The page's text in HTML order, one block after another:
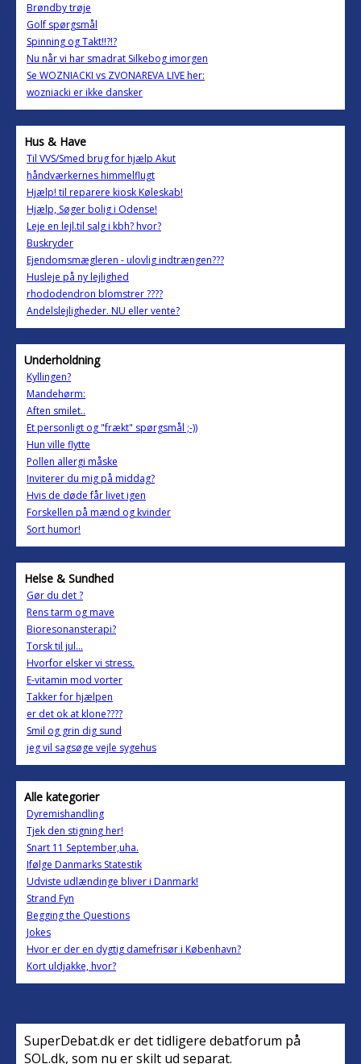
Brøndby trøje
Golf spørgsmål
Spinning og Takt!!?!?
Nu når vi har smadrat Silkebog imorgen
Se WOZNIACKI vs ZVONAREVA LIVE her:
wozniacki er ikke dansker
Hus & Have
Til VVS/Smed brug for hjælp Akut
håndværkernes himmelflugt
Hjælp! til reparere kiosk Køleskab!
Hjælp, Søger bolig i Odense!
Leje en lejl.til salg i kbh? hvor?
Buskryder
Ejendomsmægleren - ulovlig indtrængen???
Husleje på ny lejlighed
rhododendron blomstrer ????
Andelslejligheder. NU eller vente?
Underholdning
Kyllingen?
Mandehørm:
Aften smilet..
Et personligt og "frækt" spørgsmål ;-))
Hun ville flytte
Pollen allergi måske
Inviterer du mig på middag?
Hvis de døde får livet igen
Forskellen på mænd og kvinder
Sort humor!
Helse & Sundhed
Gør du det ?
Rens tarm og mave
Bioresonansterapi?
Torsk til jul...
Hvorfor elsker vi stress.
E-vitamin mod vorter
Takker for hjælpen
er det ok at klone????
Smil og grin dig sund
jeg vil sagsøge vejle sygehus
Alle kategorier
Dyremishandling
Tjek den stigning her!
Snart 11 September,uha.
Ifølge Danmarks Statestik
Udviste udlændinge bliver i Danmark!
Strand Fyn
Begging the Questions
Jokes
Hvor er der en dygtig damefrisør i København?
Kort uldjakke, hvor?
SuperDebat.dk er det tidligere debatforum på
SOL.dk, som nu er skilt ud separat.